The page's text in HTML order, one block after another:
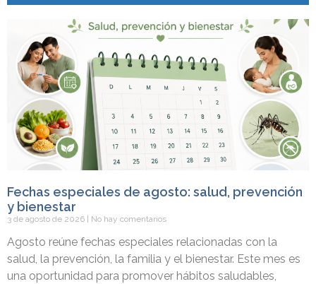
Fechas especiales de agosto: salud, prevención
y bienestar
3 de agosto de 2026 No hay comentarios
Agosto reúne fechas especiales relacionadas con la
salud, la prevención, la familia y el bienestar. Este mes es
una oportunidad para promover hábitos saludables,